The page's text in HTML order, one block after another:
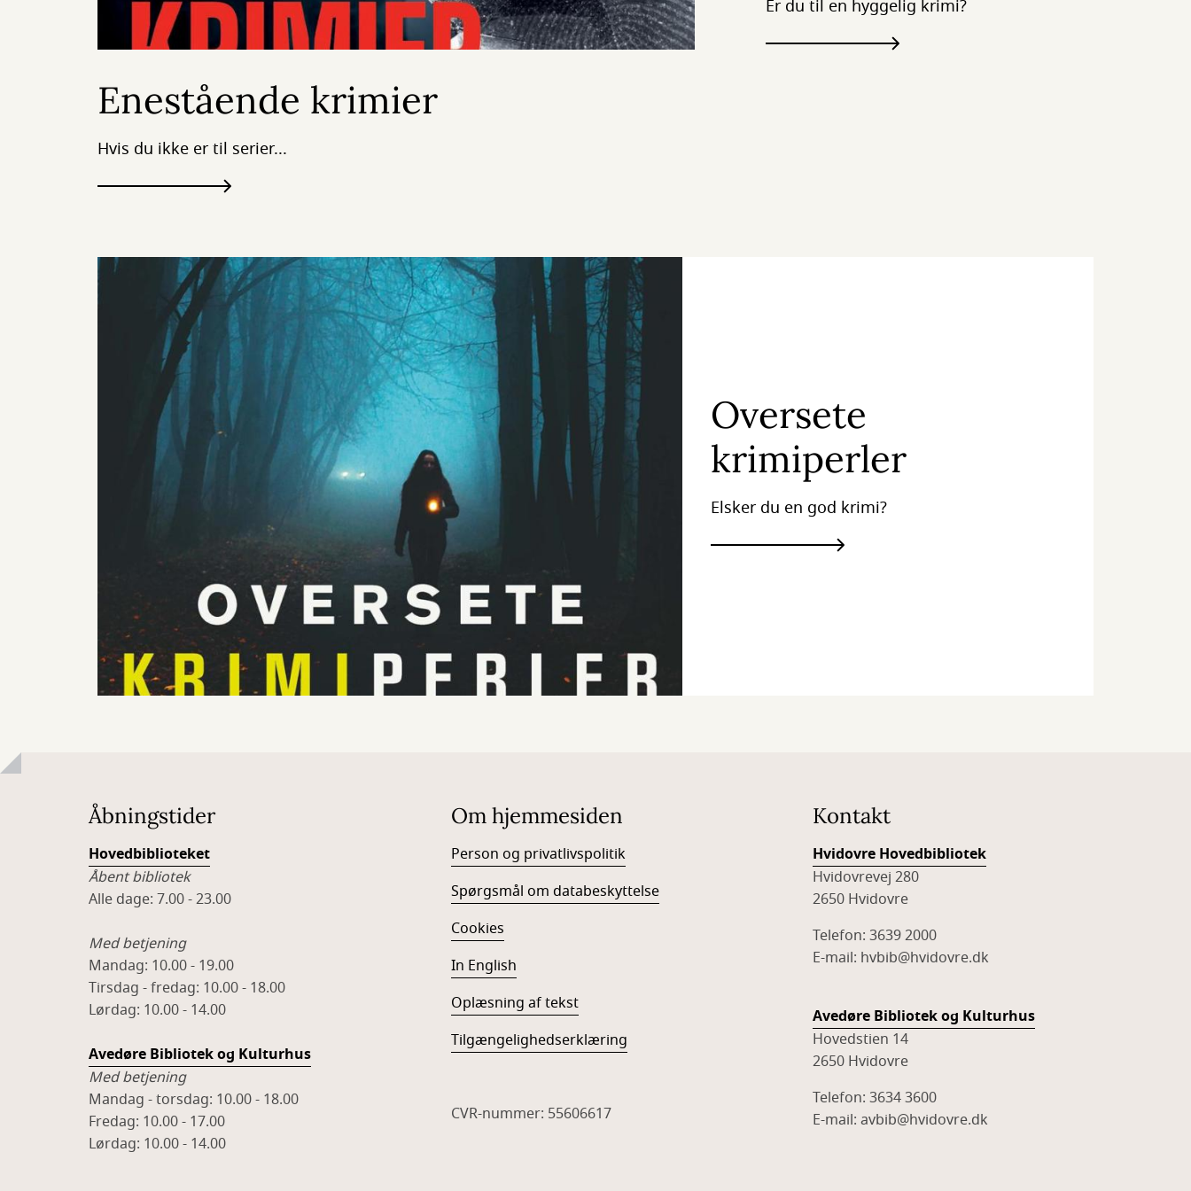
Enestående krimier
Hvis du ikke er til serier...
Er du til en hyggelig krimi?
Oversete
krimiperler
Elsker du en god krimi?
Åbningstider
Hovedbiblioteket
Åbent bibliotek
Alle dage: 7.00 - 23.00
Med betjening
Mandag: 10.00 - 19.00
Tirsdag - fredag: 10.00 - 18.00
Lørdag: 10.00 - 14.00
Avedøre Bibliotek og Kulturhus
Med betjening
Mandag - torsdag: 10.00 - 18.00
Fredag: 10.00 - 17.00
Lørdag: 10.00 - 14.00
Om hjemmesiden
Person og privatlivspolitik
Spørgsmål om databeskyttelse
Cookies
In English
Oplæsning af tekst
Tilgængelighedserklæring
CVR-nummer: 55606617
Kontakt
Hvidovre Hovedbibliotek
Hvidovrevej 280
2650 Hvidovre
Telefon: 3639 2000
E-mail: hvbib@hvidovre.dk
Avedøre Bibliotek og Kulturhus
Hovedstien 14
2650 Hvidovre
Telefon: 3634 3600
E-mail: avbib@hvidovre.dk